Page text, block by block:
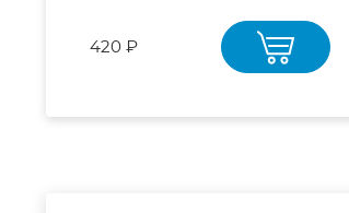
420 ₽